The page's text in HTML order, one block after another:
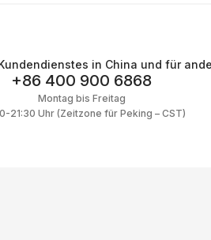
in China und für
+86 400 900 6868
Montag bis Freitag
21:30 Uhr (Zeitzone für Peking – CST)